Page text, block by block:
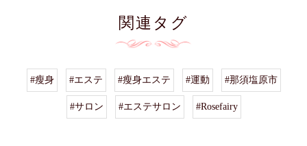
関連タグ
#瘦身 #エステ #瘦身エステ #運動 #那須塩原市
#サロン #エステサロン #Rosefairy